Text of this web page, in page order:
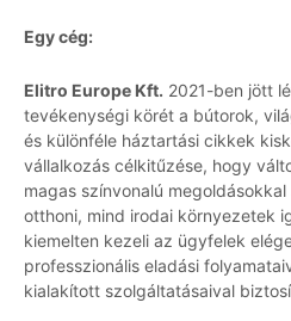
Egy cég:
Elitro Europe Kft. 2021-ben jött
tevékenységi körét a bútorok,
és különféle háztartási cikkek
vállalkozás célkitűzése, hogy
magas színvonalú
otthoni, mind irodai környezetek
kiemelten kezeli az ügyfelek
professzionális eladási
kialakított szolgáltatásaival